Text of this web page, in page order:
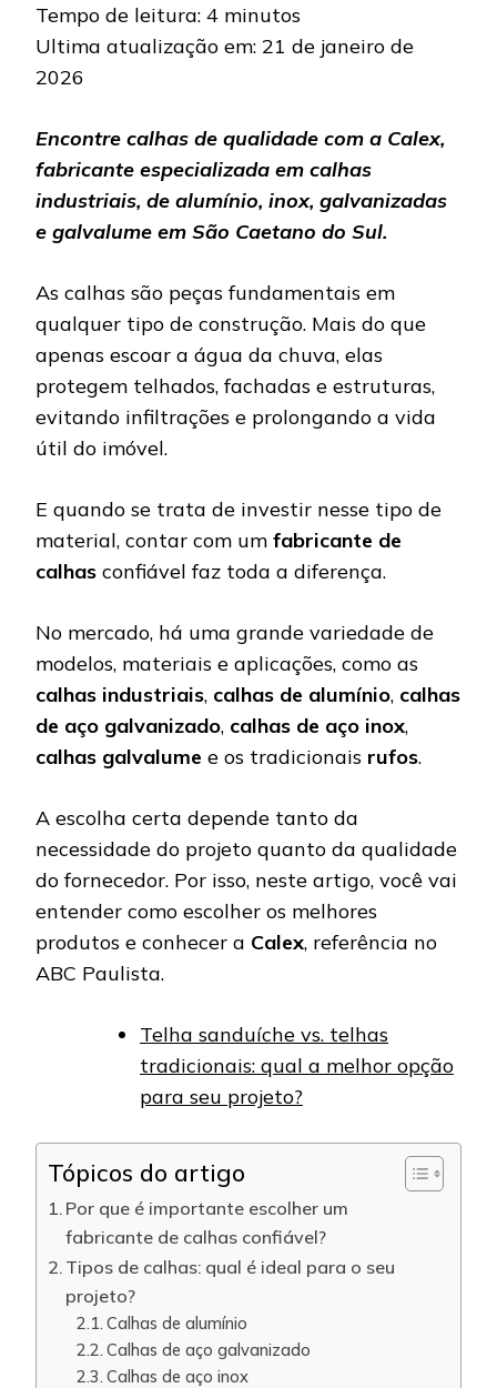
Tempo de leitura: 4 minutos
Ultima atualização em: 21 de janeiro de
2026
Encontre calhas de qualidade com a Calex,
fabricante especializada em calhas
industriais, de alumínio, inox, galvanizadas
e galvalume em São Caetano do Sul.
As calhas são peças fundamentais em
qualquer tipo de construção. Mais do que
apenas escoar a água da chuva, elas
protegem telhados, fachadas e estruturas,
evitando infiltrações e prolongando a vida
útil do imóvel.
E quando se trata de investir nesse tipo de
material, contar com um fabricante de
calhas confiável faz toda a diferença.
No mercado, há uma grande variedade de
modelos, materiais e aplicações, como as
calhas industriais, calhas de alumínio, calhas
de aço galvanizado, calhas de aço inox,
calhas galvalume e os tradicionais rufos.
A escolha certa depende tanto da
necessidade do projeto quanto da qualidade
do fornecedor. Por isso, neste artigo, você vai
entender como escolher os melhores
produtos e conhecer a Calex, referência no
ABC Paulista.
Telha sanduíche vs. telhas
tradicionais: qual a melhor opção
para seu projeto?
Tópicos do artigo
Por que é importante escolher um
fabricante de calhas confiável?
Tipos de calhas: qual é ideal para o seu
projeto?
Calhas de alumínio
Calhas de aço galvanizado
Calhas de aço inox